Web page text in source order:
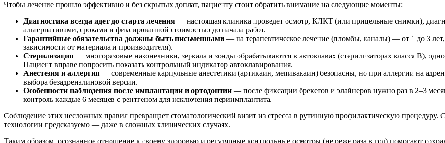
Чтобы лечение прошло эффективно и без скрытых доплат, пациенту стоит обратить внимание на следующие моменты:
Диагностика всегда идет до старта лечения — настоящая клиника проведет осмотр, КЛКТ (или прицельные снимки),
альтернативами, сроками и фиксированной стоимостью до начала работ.
Гарантийные обязательства должны быть письменными — на терапевтическое лечение (пломбы, каналы) — от 1 до 3
зависимости от материала и производителя).
Стерилизация — многоразовые наконечники, зеркала и зонды обрабатываются в автоклавах (стерилизаторах класса B),
Пациент вправе попросить показать контрольный индикатор автоклавирования.
Анестезия и аллергия — современные карпульные анестетики (артикаин, мепивакаин) безопасны, но при аллергии на
выбора безадреналиновой версии.
Особенности наблюдения после имплантации и ортодонтии — после фиксации брекетов и элайнеров нужно раз в 2–3
контроль каждые 6 месяцев с рентгеном для исключения периимплантита.
Соблюдение этих несложных правил превращает стоматологический визит из стресса в рутинную профилактическую
технологии предсказуемо — даже в сложных клинических случаях.
Таким образом, осознанное отношение к своему здоровью и регулярные контрольные осмотры (не реже раза в год) помогают